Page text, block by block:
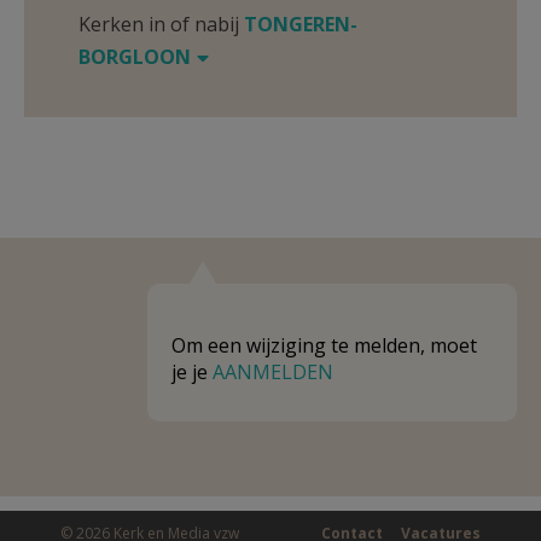
Kerken in of nabij TONGEREN-
BORGLOON
Om een wijziging te melden, moet
je je AANMELDEN
© 2026 Kerk en Media vzw Vacatures
Contact